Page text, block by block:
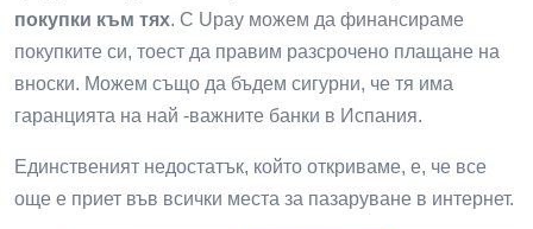
покупки към тях. С Upay можем да финансираме
покупките си, тоест да правим разсрочено плащане на
вноски. Можем също да бъдем сигурни, че тя има
гаранцията на най -важните банки в Испания.
Единственият недостатък, който откриваме, е, че все
още е приет във всички места за пазаруване в интернет.